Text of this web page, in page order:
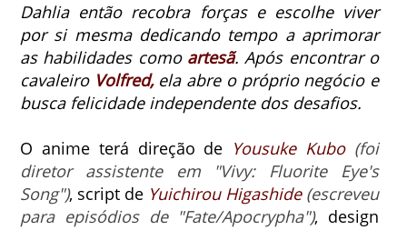
Dahlia então recobra forças e escolhe viver
por si mesma dedicando tempo a aprimorar
as habilidades como artesã.Após encontrar o
cavaleiro Volfred,ela abre o próprio negócio e
busca felicidade independente dos desafios.
O anime terá direção de Yousuke Kubo (foi
diretor assistente em "Vivy: Fluorite Eye's
Song"), script de Yuichirou Higashide (escreveu
para episódios de "Fate/Apocrypha"), design